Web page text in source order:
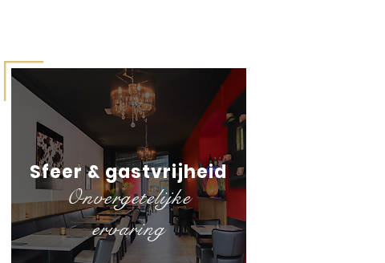
Sfeer & gastvrijheid
Onvergetelijke
ervaring